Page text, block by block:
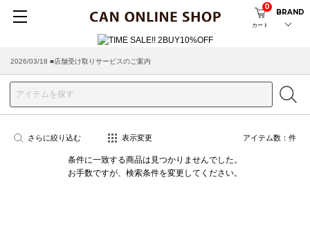
カート
0
BRAND
2026/03/18 ■店舗受け取りサービスのご案内
さらに絞り込む 表示変更 アイテム数： 件
条件に一致する商品は見つかりませんでした。
お手数ですが、検索条件を変更してください。